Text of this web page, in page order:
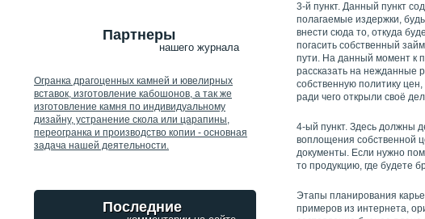
3-й пункт. Данный пункт
полагаемые издержки,
внести сюда то, откуда
погасить собственный
пути. На данный момент к
рассказать на нежданные
собственную политику
ради чего открыли своё
4-ый пункт. Здесь должны
воплощения собственной
документы. Если нужно
то продукцию, где будете
Этапы планирования
примеров из интернета,
Партнеры
нашего журнала
Огранка драгоценных камней и ювелирных
вставок, изготовление кабошонов, а так же
изготовление камня по индивидуальному
дизайну, устранение скола или царапины,
переогранка и производство копии - основная
задача нашей деятельности.
Последние